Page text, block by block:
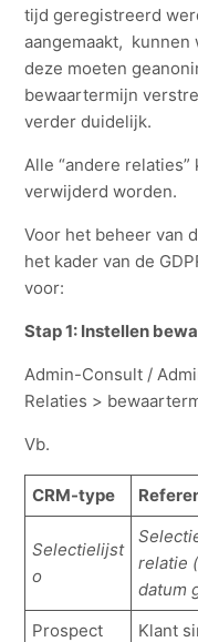
tijd geregistreerd
aangemaakt,
deze moeten
bewaartermijn
verder duidelijk.
Alle “andere
verwijderd worden.
Voor het beheer van
het kader van de
voor:
Stap 1: Instellen
Admin-Consult /
Relaties >
Vb.
CRM-type
Selectielijst
o
relatie
datum
Prospect Klant